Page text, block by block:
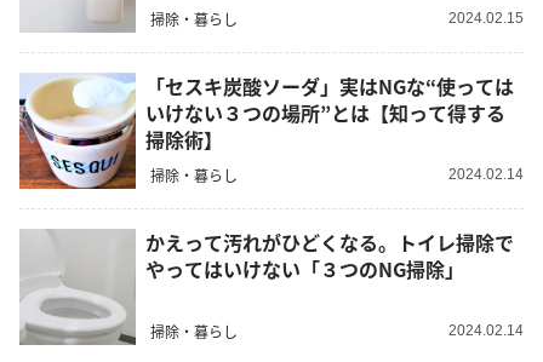
掃除・暮らし 2024.02.15
「セスキ炭酸ソーダ」実はNGな“使っては
いけない３つの場所”とは【知って得する
掃除術】
掃除・暮らし 2024.02.14
かえって汚れがひどくなる。トイレ掃除で
やってはいけない「３つのNG掃除」
掃除・暮らし 2024.02.14